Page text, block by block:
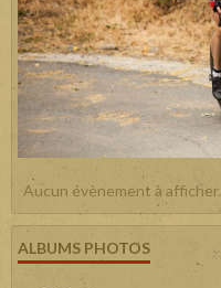
Aucun évènement à afficher.
ALBUMS PHOTOS